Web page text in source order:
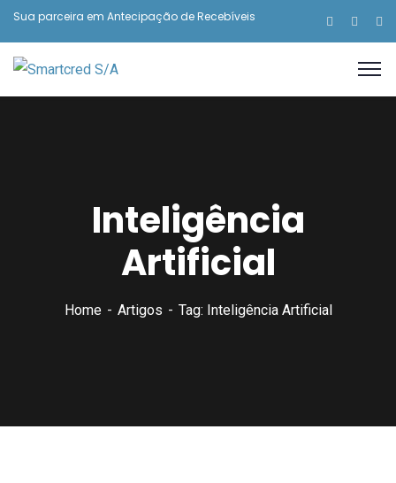
Sua parceira em Antecipação de Recebíveis
Inteligência
Artificial
Home Artigos Tag: Inteligência Artificial